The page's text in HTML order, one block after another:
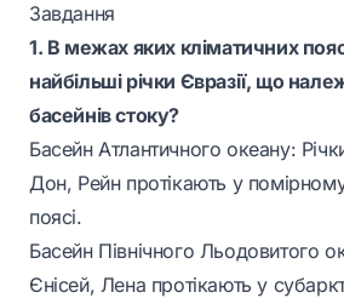
Завдання
1. В межах яких кліматичних
найбільші річки Євразії, що
басейнів стоку?
Басейн Атлантичного океану:
Дон, Рейн протікають у
поясі.
Басейн Північного Льодовитого
Єнісей, Лена протікають у